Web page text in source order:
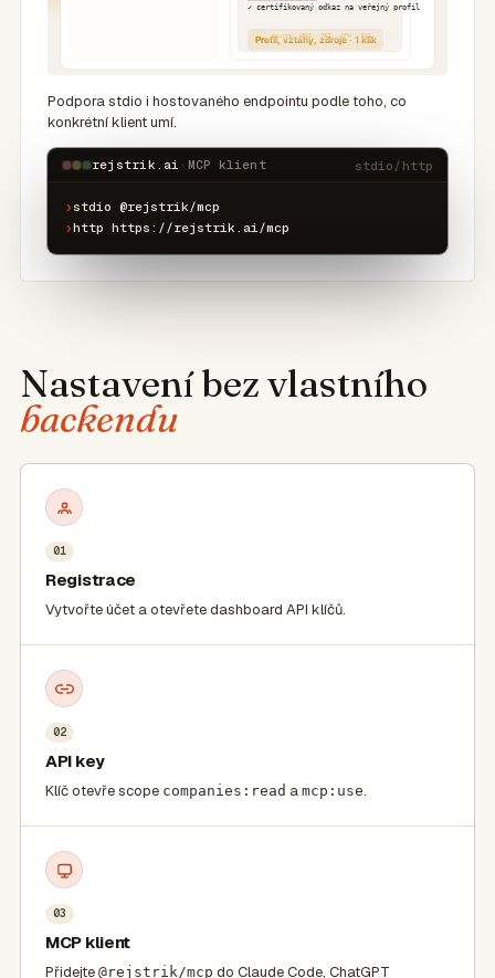
Podpora stdio i hostovaného endpointu podle toho, co
konkrétní klient umí.
rejstrik.ai · MCP klient stdio/http
› stdio @rejstrik/mcp
›http https://rejstrik.ai/mcp
Nastavení bez vlastního
backendu
01
Registrace
Vytvořte účet a otevřete dashboard API klíčů.
02
API key
Klíč otevře scope companies:read a mcp:use.
03
MCP klient
Přidejte @rejstrik/mcp do Claude Code, ChatGPT